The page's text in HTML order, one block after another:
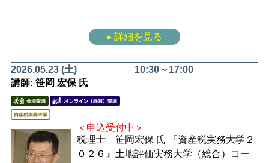
▸ 詳細を見る
2026.05.23 (土)
10:30～17:00
講師: 笹岡 宏保 氏
＜申込受付中＞
税理士 笹岡宏保 氏 『資産税実務大学２
０２６』土地評価実務大学（総合）コー